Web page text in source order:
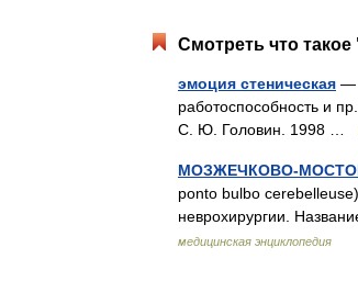
Смотреть что
эмоция стеническая —
работоспособность и
С. Ю. Головин. 1998 …
МОЗЖЕЧКОВО-
ponto bulbo
неврохирургии.
медицинская энциклопедия